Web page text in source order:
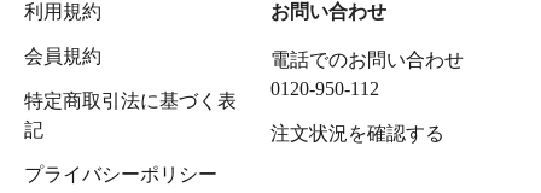
利用規約
会員規約
特定商取引法に基づく表
記
プライバシーポリシー
お問い合わせ
電話でのお問い合わせ
0120-950-112
注文状況を確認する